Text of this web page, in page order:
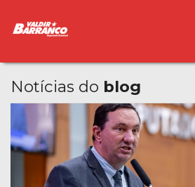
Notícias do blog